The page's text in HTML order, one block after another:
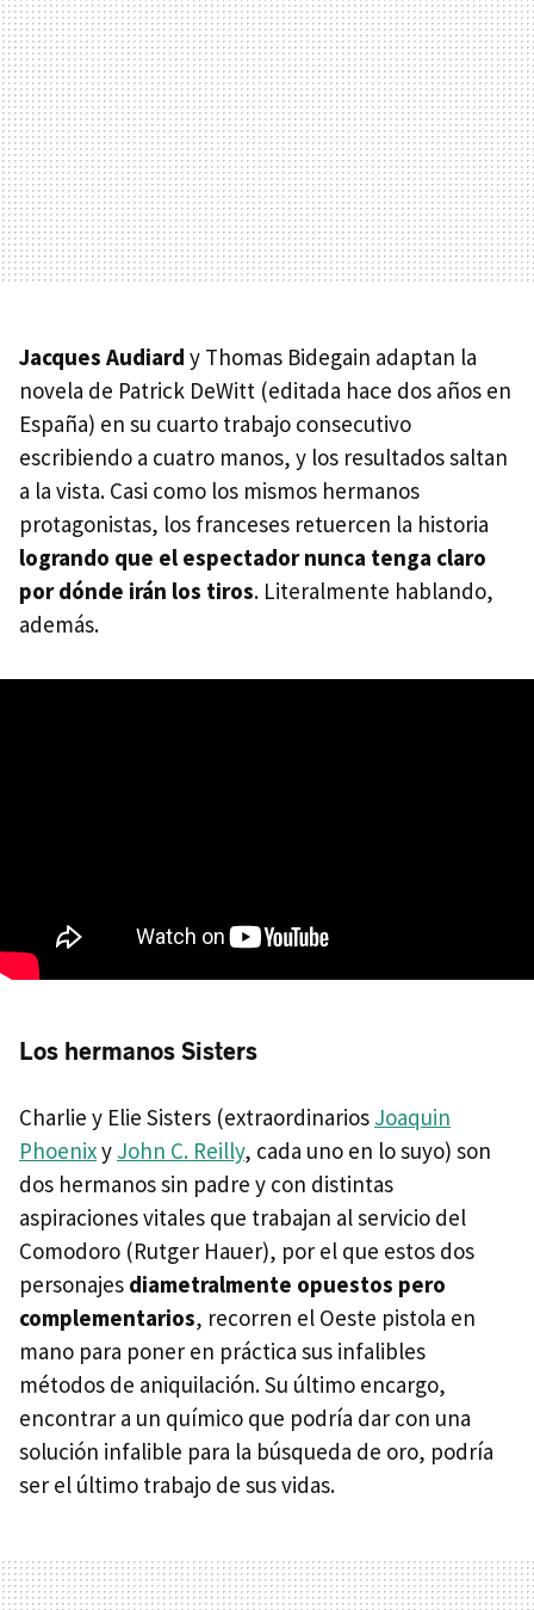
Jacques Audiard y Thomas Bidegain adaptan la
novela de Patrick DeWitt (editada hace dos años en
España) en su cuarto trabajo consecutivo
escribiendo a cuatro manos, y los resultados saltan
a la vista. Casi como los mismos hermanos
protagonistas, los franceses retuercen la historia
logrando que el espectador nunca tenga claro
por dónde irán los tiros. Literalmente hablando,
además.
Los hermanos Sisters
Charlie y Elie Sisters (extraordinarios Joaquin
Phoenixy John C. Reilly, cada uno en lo suyo) son
dos hermanos sin padre y con distintas
aspiraciones vitales que trabajan al servicio del
Comodoro (Rutger Hauer), por el que estos dos
personajes diametralmente opuestos pero
complementarios, recorren el Oeste pistola en
mano para poner en práctica sus infalibles
métodos de aniquilación. Su último encargo,
encontrar a un químico que podría dar con una
solución infalible para la búsqueda de oro, podría
ser el último trabajo de sus vidas.